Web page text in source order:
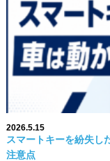
2026.5.15
スマートキーを紛失し
注意点